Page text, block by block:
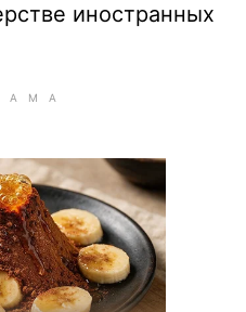
иностранных